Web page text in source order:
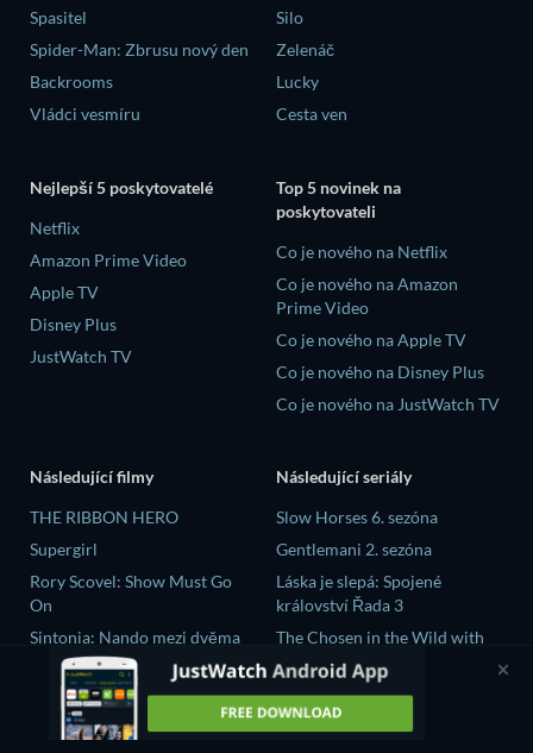
Spasitel
Spider-Man: Zbrusu nový den
Backrooms
Vládci vesmíru
Silo
Zelenáč
Lucky
Cesta ven
Nejlepší 5 poskytovatelé
Netflix
Amazon Prime Video
Apple TV
Disney Plus
JustWatch TV
Top 5 novinek na
poskytovateli
Co je nového na Netflix
Co je nového na Amazon
Prime Video
Co je nového na Apple TV
Co je nového na Disney Plus
Co je nového na JustWatch TV
Následující filmy
THE RIBBON HERO
Supergirl
Rory Scovel: Show Must Go
On
Sintonia: Nando mezi dvěma
světy
The Crystal Planet
Následující seriály
Slow Horses 6. sezóna
Gentlemani 2. sezóna
Láska je slepá: Spojené
království Řada 3
The Chosen in the Wild with
Bear Grylls 1. sezóna
大空港～GATE24～ Řada 1